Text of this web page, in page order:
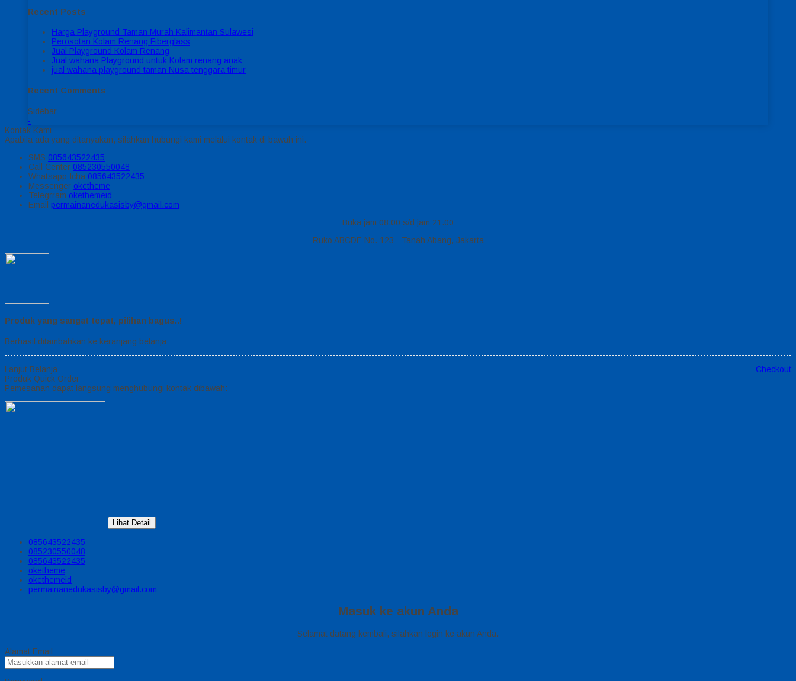
Recent Posts
Harga Playground Taman Murah Kalimantan Sulawesi
Perosotan Kolam Renang Fiberglass
Jual Playground Kolam Renang
Jual wahana Playground untuk Kolam renang anak
jual wahana playground taman Nusa tenggara timur
Recent Comments
Sidebar
-
Kontak Kami
Apabila ada yang ditanyakan, silahkan hubungi kami melalui kontak di bawah ini.
SMS 085643522435
Call Center 085230550048
Whatsapp Icha 085643522435
Messenger oketheme
Telegrram okethemeid
Email permainanedukasisby@gmail.com
Buka jam 08.00 s/d jam 21.00
Ruko ABCDE No. 123 - Tanah Abang, Jakarta
Produk yang sangat tepat, pilihan bagus..!
Berhasil ditambahkan ke keranjang belanja
Lanjut Belanja
Checkout
Produk Quick Order
Pemesanan dapat langsung menghubungi kontak dibawah:
Lihat Detail
085643522435
085230550048
085643522435
oketheme
okethemeid
permainanedukasisby@gmail.com
Masuk ke akun Anda
Selamat datang kembali, silahkan login ke akun Anda.
Alamat Email